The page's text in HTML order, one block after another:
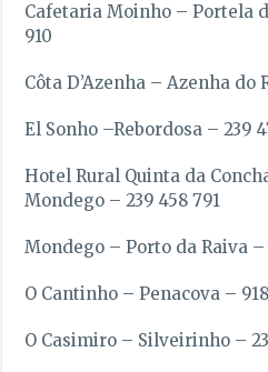
Cafetaria Moinho – Portela
910
Côta D’Azenha – Azenha do
El Sonho –Rebordosa – 239
Hotel Rural Quinta da
Mondego – 239 458 791
Mondego – Porto da Raiva –
O Cantinho – Penacova –
O Casimiro – Silveirinho –